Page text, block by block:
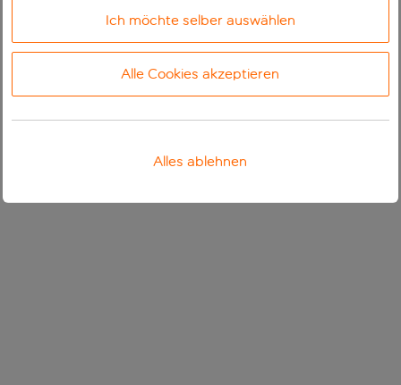
Ich möchte selber auswählen
Alle Cookies akzeptieren
Alles ablehnen